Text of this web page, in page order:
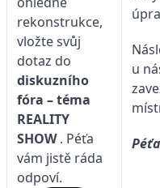
rekonstrukce,
vložte svůj
dotaz do
diskuzního
fóra – téma
REALITY
SHOW. Péťa
vám jistě ráda
odpoví.
u
Péťa